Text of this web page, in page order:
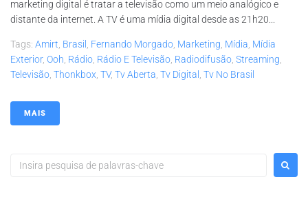
marketing digital é tratar a televisão como um meio analógico e
distante da internet. A TV é uma mídia digital desde as 21h20...
Tags: Amirt, Brasil , Fernando Morgado, Marketing, Mídia, Mídia
Exterior, Ooh, Rádio, Rádio E Televisão, Radiodifusão, Streaming,
Televisão, Thonkbox, TV, Tv Aberta, Tv Digital , Tv No Brasil
MAIS